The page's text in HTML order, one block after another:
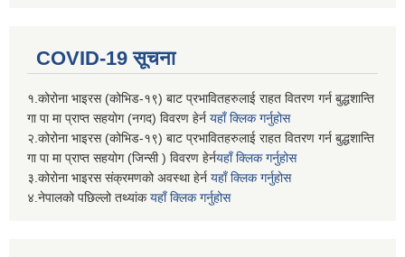
COVID-19 सूचना
१.कोरोना भाइरस (कोभिड-१९) बाट प्रभावितहरुलाई राहत वितरण गर्न बुद्धशान्ति
गा पा मा प्राप्त सहयोग (नगद) विवरण हेर्न यहाँ क्लिक गर्नुहोस
२.कोरोना भाइरस (कोभिड-१९) बाट प्रभावितहरुलाई राहत वितरण गर्न बुद्धशान्ति
गा पा मा प्राप्त सहयोग (जिन्सी ) विवरण हेर्नयहाँ क्लिक गर्नुहोस
३.कोरोना भाइरस संक्रमणको अवस्था हेर्न यहाँ क्लिक गर्नुहोस
४.नेपालको पछिल्लो तथ्यांकयहाँ क्लिक गर्नुहोस